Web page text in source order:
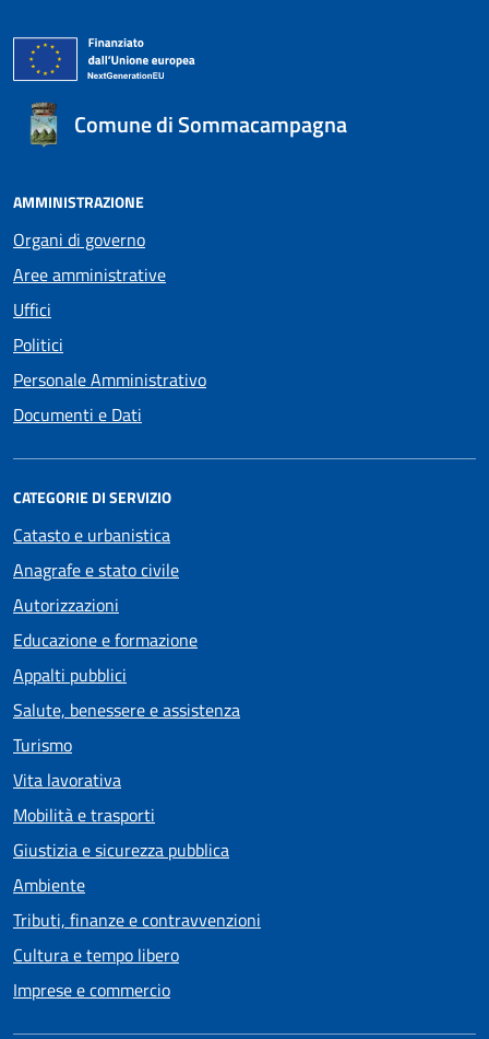
Comune di Sommacampagna
AMMINISTRAZIONE
Organi di governo
Aree amministrative
Uffici
Politici
Personale Amministrativo
Documenti e Dati
CATEGORIE DI SERVIZIO
Catasto e urbanistica
Anagrafe e stato civile
Autorizzazioni
Educazione e formazione
Appalti pubblici
Salute, benessere e assistenza
Turismo
Vita lavorativa
Mobilità e trasporti
Giustizia e sicurezza pubblica
Ambiente
Tributi, finanze e contravvenzioni
Cultura e tempo libero
Imprese e commercio